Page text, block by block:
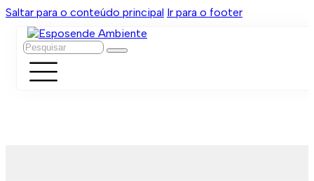
Saltar para o conteúdo principal Ir para o footer
Pesquisar